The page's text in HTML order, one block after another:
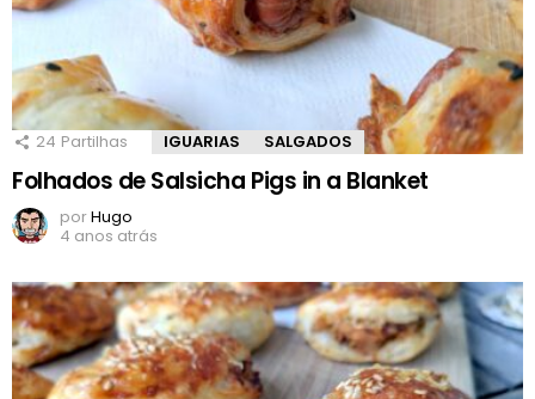
24 Partilhas IGUARIAS SALGADOS
Folhados de Salsicha Pigs in a Blanket
porHugo
4 anos atrás